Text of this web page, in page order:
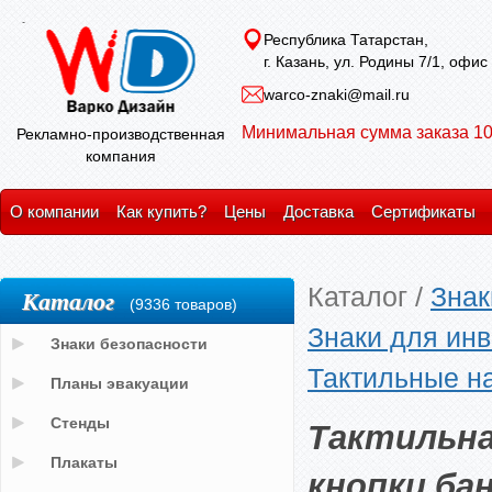
Рекламно-производственная
компания
Республика Татарстан,
г. Казань, ул. Родины 7/1, офис
warco-znaki@mail.ru
Минимальная сумма заказа
О компании Как купить? Цены Доставка Сертификаты
Каталог /
Знаки для
Тактильные
Каталог (9336 товаров)
Знаки безопасности
Планы эвакуации
Стенды
Плакаты